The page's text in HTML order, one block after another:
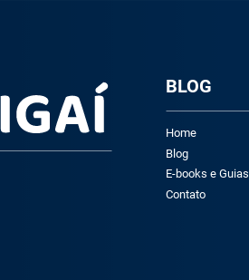
BLOG
Home
Blog
E-books e Guias
Contato